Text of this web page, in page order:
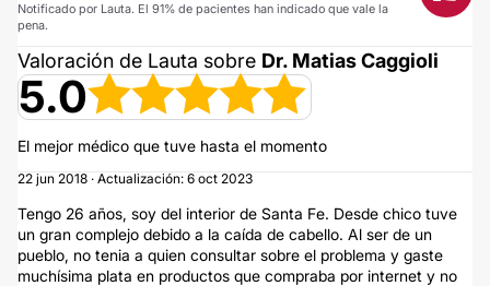
Notificado por Lauta. El 91% de pacientes han indicado que vale la
pena.
Valoración de Lauta sobre Dr. Matias Caggioli
5.0
El mejor médico que tuve hasta el momento
22 jun 2018 · Actualización: 6 oct 2023
Tengo 26 años, soy del interior de Santa Fe. Desde chico tuve
un gran complejo debido a la caída de cabello. Al ser de un
pueblo, no tenia a quien consultar sobre el problema y gaste
muchísima plata en productos que compraba por internet y no